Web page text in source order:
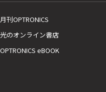
月刊OPTRONICS
光のオンライン書店
OPTRONICS eBOOK